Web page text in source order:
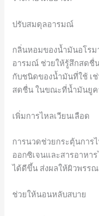
ปรับสมดุลอารมณ์
กลิ่นหอมของน้ำมันอโร
อารมณ์ ช่วยให้รู้สึกสดชื่
กับชนิดของน้ำมันที่ใช้ เ
สดชื่น ในขณะที่น้ำมันยูค
เพิ่มการไหลเวียนเลือด
การนวดช่วยกระตุ้นการ
ออกซิเจนและสารอาหาร
ได้ดีขึ้น ส่งผลให้ผิวพรรณ
ช่วยให้นอนหลับสบาย